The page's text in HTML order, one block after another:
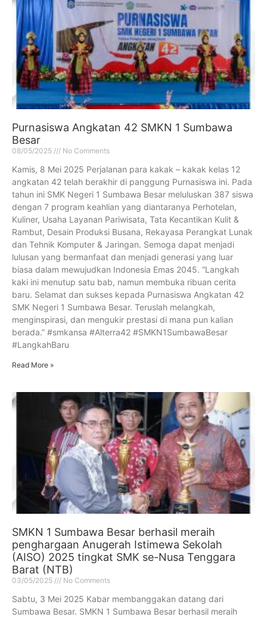
Purnasiswa Angkatan 42 SMKN 1 Sumbawa
Besar
08/05/2025 No Comments
Kamis, 8 Mei 2025 Perjalanan para kakak – kakak kelas 12
angkatan 42 telah berakhir di panggung Purnasiswa ini. Pada
tahun ini SMK Negeri 1 Sumbawa Besar meluluskan 387 siswa
dengan 7 program keahlian yang diantaranya Perhotelan,
Kuliner, Usaha Layanan Pariwisata, Tata Kecantikan Kulit &
Rambut, Desain Produksi Busana, Rekayasa Perangkat Lunak
dan Tehnik Komputer & Jaringan. Semoga dapat menjadi
lulusan yang bermanfaat dan menjadi generasi yang luar
biasa dalam mewujudkan Indonesia Emas 2045. “Langkah
kaki ini menutup satu bab, namun membuka ribuan cerita
baru. Selamat dan sukses kepada Purnasiswa Angkatan 42
SMK Negeri 1 Sumbawa Besar. Teruslah melangkah,
menginspirasi, dan mengukir prestasi di mana pun kalian
berada.” #smkansa #Alterra42 #SMKN1SumbawaBesar
#LangkahBaru
Read More »
SMKN 1 Sumbawa Besar berhasil meraih
penghargaan Anugerah Istimewa Sekolah
(AISO) 2025 tingkat SMK se-Nusa Tenggara
Barat (NTB)
03/05/2025 No Comments
Sabtu, 3 Mei 2025 Kabar membanggakan datang dari
Sumbawa Besar. SMKN 1 Sumbawa Besar berhasil meraih